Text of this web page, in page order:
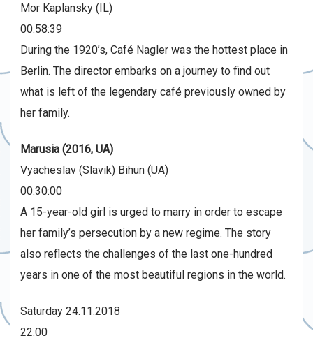
Mor Kaplansky (IL)
00:58:39
During the 1920’s, Café Nagler was the hottest place in
Berlin. The director embarks on a journey to find out
what is left of the legendary café previously owned by
her family.
Marusia (2016, UA)
Vyacheslav (Slavik) Bihun (UA)
00:30:00
A 15-year-old girl is urged to marry in order to escape
her family’s persecution by a new regime. The story
also reflects the challenges of the last one-hundred
years in one of the most beautiful regions in the world.
Saturday 24.11.2018
22:00